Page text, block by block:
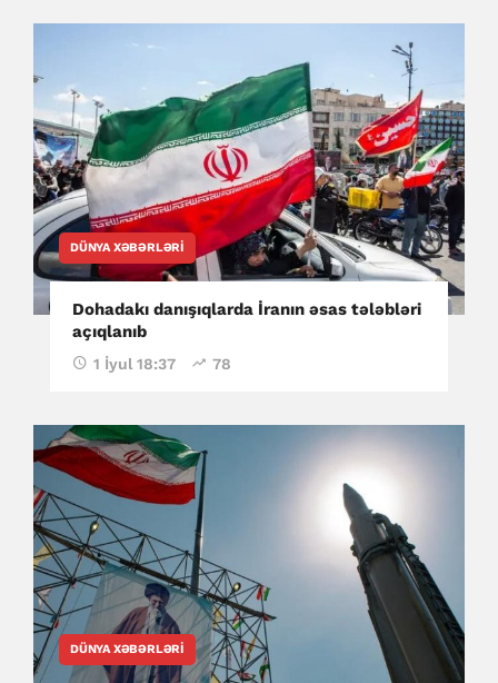
DÜNYA XƏBƏRLƏRI
Dohadakı danışıqlarda İranın əsas tələbləri
açıqlanıb
1 İyul 18:37 78
DÜNYA XƏBƏRLƏRI